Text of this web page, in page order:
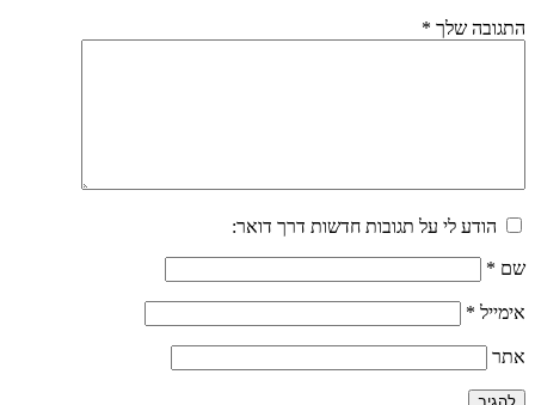
התגובה שלך *
הודע לי על תגובות חדשות דרך דואר:
שם *
אימייל *
אתר